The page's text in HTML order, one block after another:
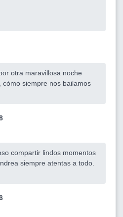
otra maravillosa noche
siempre nos bailamos
compartir lindos momentos
siempre atentas a todo.